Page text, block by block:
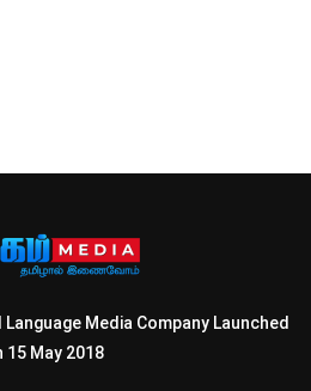
Media Company Launched
15 May 2018